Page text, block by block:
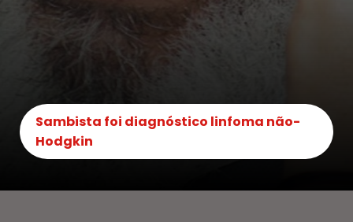
Sambista foi diagnóstico linfoma não-
Hodgkin